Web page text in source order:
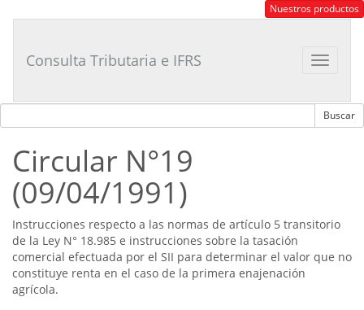
Tributario
Nuestros productos
Toggle
Consulta Tributaria e IFRS
Circular N°19
(09/04/1991)
Instrucciones respecto a las normas de artículo 5 transitorio
de la Ley N° 18.985 e instrucciones sobre la tasación
comercial efectuada por el SII para determinar el valor que no
constituye renta en el caso de la primera enajenación
agrícola.